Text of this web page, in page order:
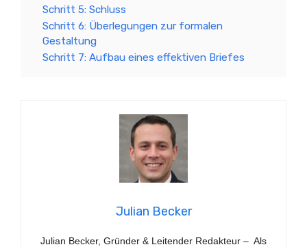
Schritt 5: Schluss
Schritt 6: Überlegungen zur formalen
Gestaltung
Schritt 7: Aufbau eines effektiven Briefes
Julian Becker
Julian Becker, Gründer & Leitender Redakteur – Als